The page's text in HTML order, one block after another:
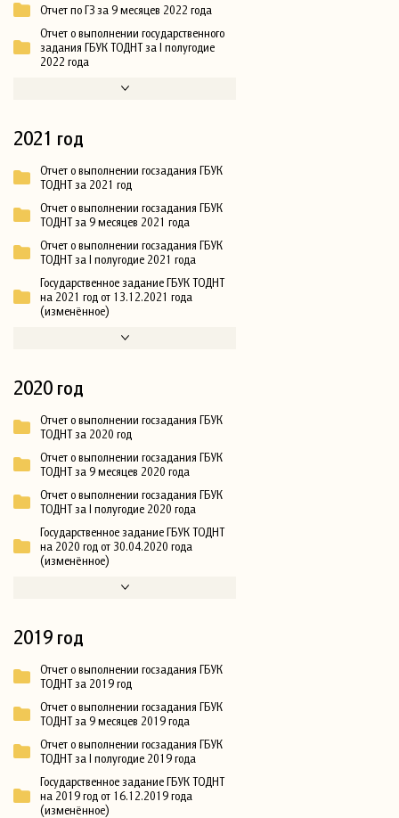
Отчет по ГЗ за 9 месяцев 2022 года
Отчет о выполнении государственного
задания ГБУК ТОДНТ за I полугодие
2022 года
2021 год
Отчет о выполнении госзадания ГБУК
ТОДНТ за 2021 год
Отчет о выполнении госзадания ГБУК
ТОДНТ за 9 месяцев 2021 года
Отчет о выполнении госзадания ГБУК
ТОДНТ за I полугодие 2021 года
Государственное задание ГБУК ТОДНТ
на 2021 год от 13.12.2021 года
(изменённое)
2020 год
Отчет о выполнении госзадания ГБУК
ТОДНТ за 2020 год
Отчет о выполнении госзадания ГБУК
ТОДНТ за 9 месяцев 2020 года
Отчет о выполнении госзадания ГБУК
ТОДНТ за I полугодие 2020 года
Государственное задание ГБУК ТОДНТ
на 2020 год от 30.04.2020 года
(изменённое)
2019 год
Отчет о выполнении госзадания ГБУК
ТОДНТ за 2019 год
Отчет о выполнении госзадания ГБУК
ТОДНТ за 9 месяцев 2019 года
Отчет о выполнении госзадания ГБУК
ТОДНТ за I полугодие 2019 года
Государственное задание ГБУК ТОДНТ
на 2019 год от 16.12.2019 года
(изменённое)